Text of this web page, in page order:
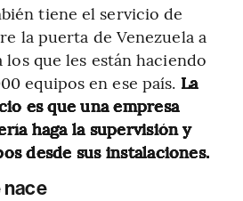
tiene el servicio de
la puerta de Venezuela a
que les están haciendo
equipos en ese país. La
es que una empresa
haga la supervisión y
desde sus instalaciones.
nace